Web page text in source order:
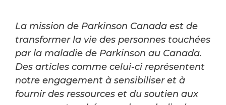
La mission de Parkinson Canada est de
transformer la vie des personnes touchées
par la maladie de Parkinson au Canada.
Des articles comme celui-ci représentent
notre engagement à sensibiliser et à
fournir des ressources et du soutien aux